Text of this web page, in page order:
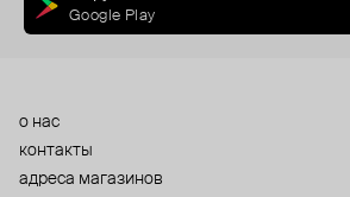
Google Play
о нас
контакты
адреса магазинов